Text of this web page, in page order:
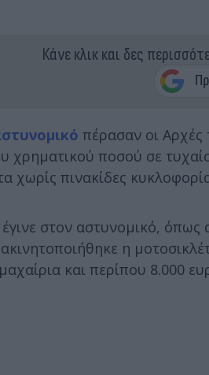
Κάνε κλικ και δες
πέρασαν οι
χρηματικού ποσού σε
χωρίς πινακίδες
στον αστυνομικό,
η
και περίπου 8.000